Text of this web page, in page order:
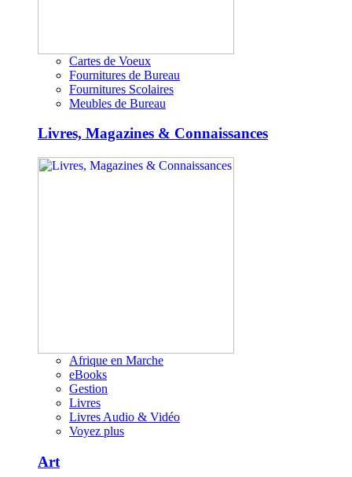
Cartes de Voeux
Fournitures de Bureau
Fournitures Scolaires
Meubles de Bureau
Livres, Magazines & Connaissances
Afrique en Marche
eBooks
Gestion
Livres
Livres Audio & Vidéo
Voyez plus
Art